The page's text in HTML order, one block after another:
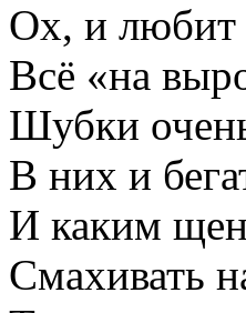
Ох, и любит
Всё «на
Шубки
В них и
И каким
Смахивать